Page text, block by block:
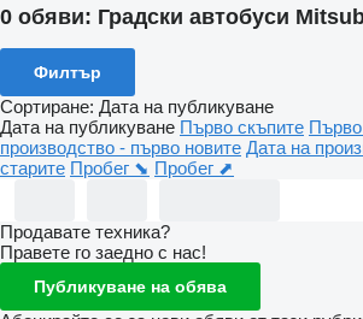
0 обяви: Градски автобуси
Филтър
Сортиране: Дата на публикуване
Дата на публикуване Първо скъпите Първо
производство - първо новите Дата на
старите Пробег ⬊ Пробег ⬈
Продавате техника?
Правете го заедно с нас!
Публикуване на обява